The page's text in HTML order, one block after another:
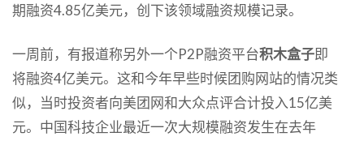
期融资4.85亿美元，创下该领域融资规模记录。
一周前，有报道称另外一个P2P融资平台积木盒子即
将融资4亿美元。这和今年早些时候团购网站的情况类
似，当时投资者向美团网和大众点评合计投入15亿美
元。中国科技企业最近一次大规模融资发生在去年